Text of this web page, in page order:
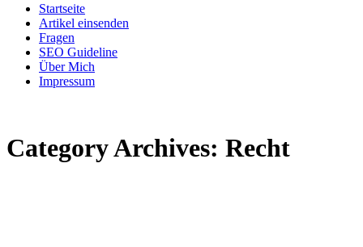
Startseite
Artikel einsenden
Fragen
SEO Guideline
Über Mich
Impressum
Category Archives: Recht